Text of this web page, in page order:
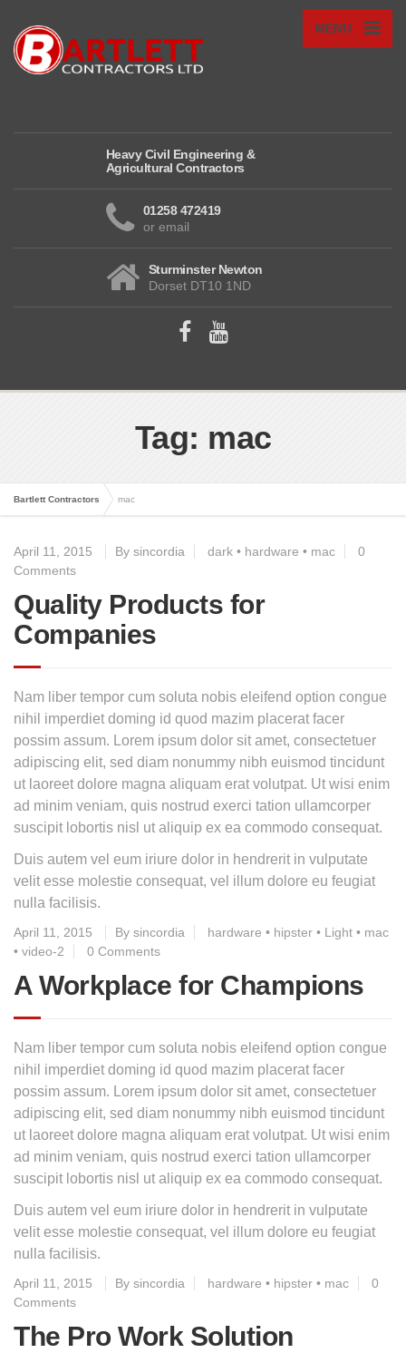
MENU
Heavy Civil Engineering &
Agricultural Contractors
01258 472419
or email
Sturminster Newton
Dorset DT10 1ND
Tag: mac
Bartlett Contractors mac
April 11, 2015 By sincordia dark • hardware • mac
0
Comments
Quality Products for
Companies
Nam liber tempor cum soluta nobis eleifend option congue
nihil imperdiet doming id quod mazim placerat facer
possim assum. Lorem ipsum dolor sit amet, consectetuer
adipiscing elit, sed diam nonummy nibh euismod tincidunt
ut laoreet dolore magna aliquam erat volutpat. Ut wisi enim
ad minim veniam, quis nostrud exerci tation ullamcorper
suscipit lobortis nisl ut aliquip ex ea commodo consequat.
Duis autem vel eum iriure dolor in hendrerit in vulputate
velit esse molestie consequat, vel illum dolore eu feugiat
nulla facilisis.
April 11, 2015 By sincordia hardware • hipster • Light • mac
• video-2 0 Comments
A Workplace for Champions
Nam liber tempor cum soluta nobis eleifend option congue
nihil imperdiet doming id quod mazim placerat facer
possim assum. Lorem ipsum dolor sit amet, consectetuer
adipiscing elit, sed diam nonummy nibh euismod tincidunt
ut laoreet dolore magna aliquam erat volutpat. Ut wisi enim
ad minim veniam, quis nostrud exerci tation ullamcorper
suscipit lobortis nisl ut aliquip ex ea commodo consequat.
Duis autem vel eum iriure dolor in hendrerit in vulputate
velit esse molestie consequat, vel illum dolore eu feugiat
nulla facilisis.
April 11, 2015 By sincordia hardware • hipster • mac
0
Comments
The Pro Work Solution